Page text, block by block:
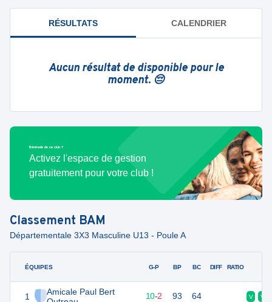
RÉSULTATS CALENDRIER
Aucun résultat de disponible pour le
moment. 😔
Bénévole de ce club ?
Activez l'espace de gestion
gratuitement pour votre club !
Classement BAM
Départementale 3X3 Masculine U13 - Poule A
ÉQUIPES
1
Amicale Paul Bert
G-P BP BC DIFF RATIO
13 10-2 93 64 V V